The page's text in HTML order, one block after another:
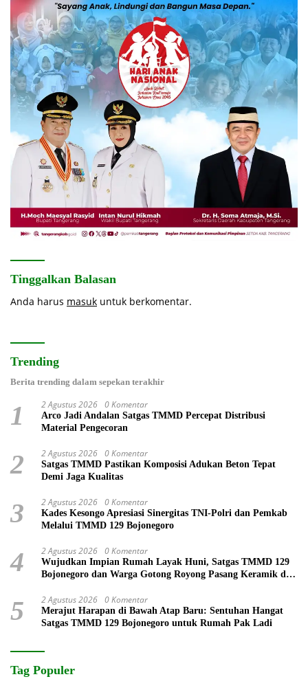
Tinggalkan Balasan
Anda harus masuk untuk berkomentar.
Trending
Berita trending dalam sepekan terakhir
1 2 Agustus 2026 0 Komentar
Arco Jadi Andalan Satgas TMMD Percepat Distribusi
Material Pengecoran
2 2 Agustus 2026 0 Komentar
Satgas TMMD Pastikan Komposisi Adukan Beton Tepat
Demi Jaga Kualitas
3 2 Agustus 2026 0 Komentar
Kades Kesongo Apresiasi Sinergitas TNI-Polri dan Pemkab
Melalui TMMD 129 Bojonegoro
4 2 Agustus 2026 0 Komentar
Wujudkan Impian Rumah Layak Huni, Satgas TMMD 129
Bojonegoro dan Warga Gotong Royong Pasang Keramik di
5 2 Agustus 2026 0 Komentar
Merajut Harapan di Bawah Atap Baru: Sentuhan Hangat
Satgas TMMD 129 Bojonegoro untuk Rumah Pak Ladi
Tag Populer